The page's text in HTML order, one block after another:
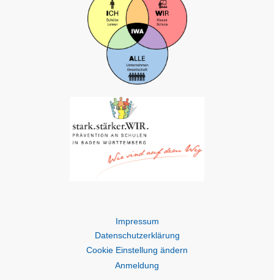
Impressum
Datenschutzerklärung
Cookie Einstellung ändern
Anmeldung